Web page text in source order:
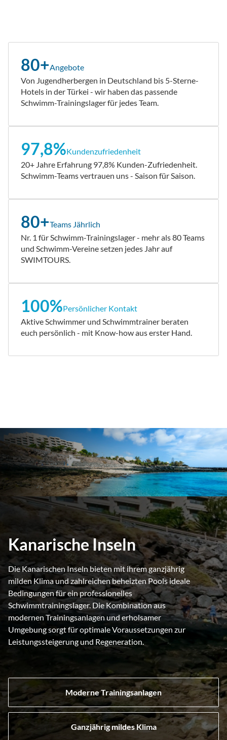
80+Angebote
Von Jugendherbergen in Deutschland bis 5-Sterne-
Hotels in der Türkei - wir haben das passende
Schwimm-Trainingslager für jedes Team.
97,8%Kundenzufriedenheit
20+ Jahre Erfahrung 97,8% Kunden-Zufriedenheit.
Schwimm-Teams vertrauen uns - Saison für Saison.
80+Teams Jährlich
Nr. 1 für Schwimm-Trainingslager - mehr als 80 Teams
und Schwimm-Vereine setzen jedes Jahr auf
SWIMTOURS.
100%Persönlicher Kontakt
Aktive Schwimmer und Schwimmtrainer beraten
euch persönlich - mit Know-how aus erster Hand.
Kanarische Inseln
Die Kanarischen Inseln bieten mit ihrem ganzjährig
milden Klima und zahlreichen beheizten Pools ideale
Bedingungen für ein professionelles
Schwimmtrainingslager. Die Kombination aus
modernen Trainingsanlagen und erholsamer
Umgebung sorgt für optimale Voraussetzungen zur
Leistungssteigerung und Regeneration.
Moderne Trainingsanlagen
Ganzjährig mildes Klima